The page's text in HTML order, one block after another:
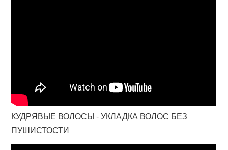
КУДРЯВЫЕ ВОЛОСЫ - УКЛАДКА ВОЛОС БЕЗ
ПУШИСТОСТИ